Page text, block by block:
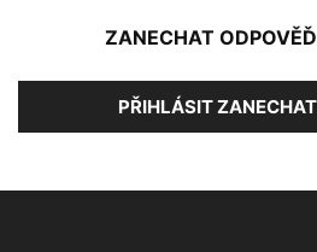
ZANECHAT ODPOVĚĎ
PŘIHLÁSIT